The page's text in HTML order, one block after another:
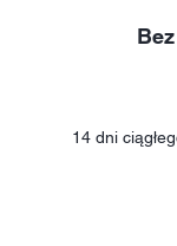
14 dni